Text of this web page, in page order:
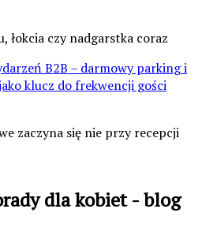
łokcia czy nadgarstka coraz
B2B – darmowy parking i
klucz do frekwencji gości
zaczyna się nie przy recepcji
dla kobiet - blog